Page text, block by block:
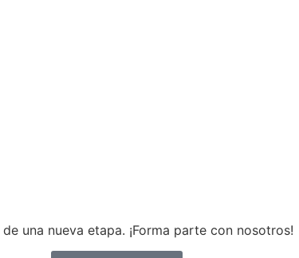
una nueva etapa. ¡Forma parte con nosotros!